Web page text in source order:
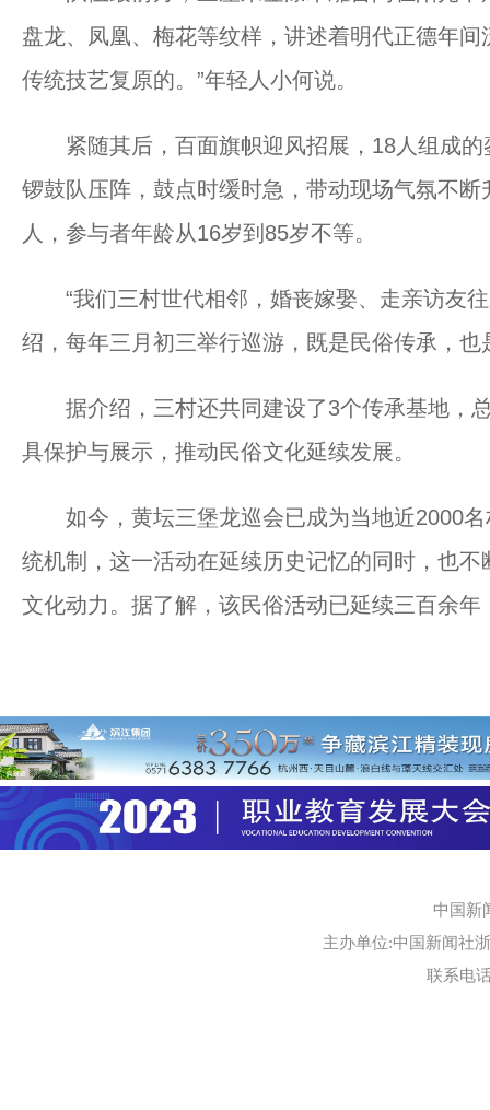
盘龙、凤凰、梅花等纹样，讲述着明代正德年
传统技艺复原的。”年轻人小何说。
紧随其后，百面旗帜迎风招展，18人组成的
锣鼓队压阵，鼓点时缓时急，带动现场气氛不
人，参与者年龄从16岁到85岁不等。
“我们三村世代相邻，婚丧嫁娶、走亲访友往
绍，每年三月初三举行巡游，既是民俗传承，
据介绍，三村还共同建设了3个传承基地，
具保护与展示，推动民俗文化延续发展。
如今，黄坛三堡龙巡会已成为当地近2000名
统机制，这一活动在延续历史记忆的同时，也
文化动力。据了解，该民俗活动已延续三百余
中国新
主办单位:中国新闻社
联系电